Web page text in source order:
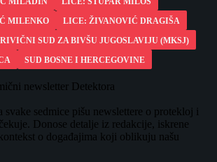
MILENKO
LICE: ŽIVANOVIĆ DRAGIŠA
SUD ZA BIVŠU JUGOSLAVIJU (MKSJ)
SUD BOSNE I HERCEGOVINE
newsletter Detektora
svake sedmice pišu newslettere o protekloj i
Donose detalje iz redakcije, iskrene
o događajima koji oblikuju našu